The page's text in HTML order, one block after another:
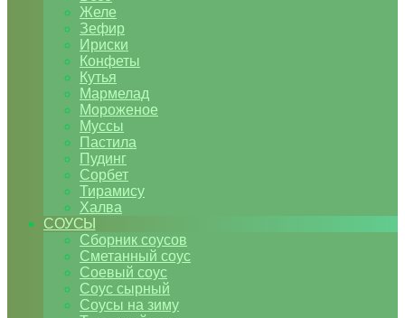
Желе
Зефир
Ириски
Конфеты
Кутья
Мармелад
Мороженое
Муссы
Пастила
Пудинг
Сорбет
Тирамису
Халва
СОУСЫ
Сборник соусов
Сметанный соус
Соевый соус
Соус сырный
Соусы на зиму